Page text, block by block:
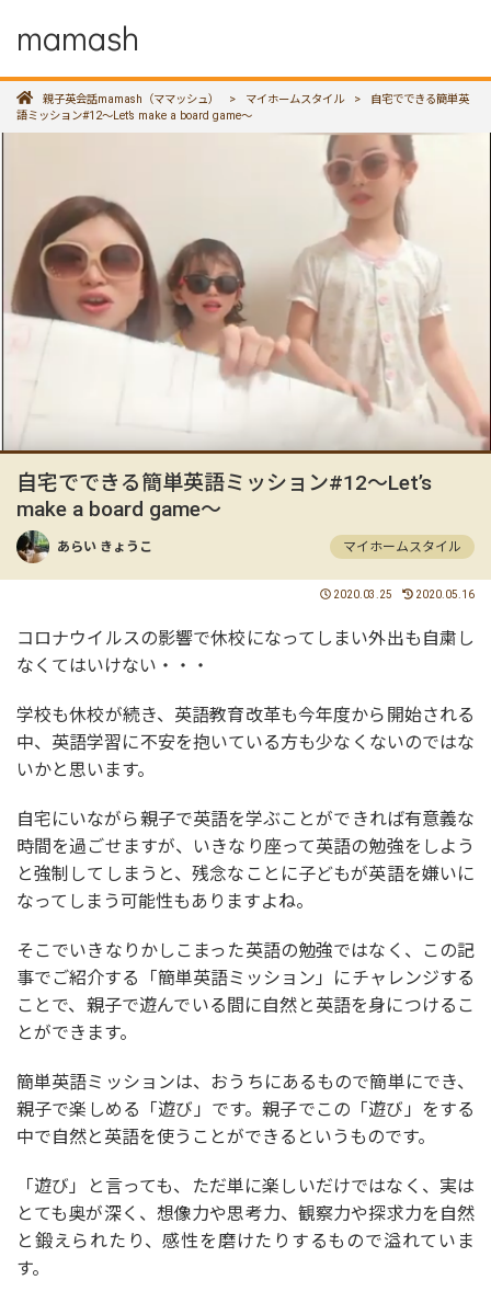
mamash
親子英会話mamash（ママッシュ） > マイホームスタイル >
自宅でできる簡単英
語ミッション#12〜Let’s make a board game〜
自宅でできる簡単英語ミッション#12〜Let’s
make a board game〜
あらい きょうこ マイホームスタイル
2020.03.25 2020.05.16
コロナウイルスの影響で休校になってしまい外出も自粛し
なくてはいけない・・・
学校も休校が続き、英語教育改革も今年度から開始される
中、英語学習に不安を抱いている方も少なくないのではな
いかと思います。
自宅にいながら親子で英語を学ぶことができれば有意義な
時間を過ごせますが、いきなり座って英語の勉強をしよう
と強制してしまうと、残念なことに子どもが英語を嫌いに
なってしまう可能性もありますよね。
そこでいきなりかしこまった英語の勉強ではなく、この記
事でご紹介する「簡単英語ミッション」にチャレンジする
ことで、親子で遊んでいる間に自然と英語を身につけるこ
とができます。
簡単英語ミッションは、おうちにあるもので簡単にでき、
親子で楽しめる「遊び」です。親子でこの「遊び」をする
中で自然と英語を使うことができるというものです。
「遊び」と言っても、ただ単に楽しいだけではなく、実は
とても奥が深く、想像力や思考力、観察力や探求力を自然
と鍛えられたり、感性を磨けたりするもので溢れていま
す。